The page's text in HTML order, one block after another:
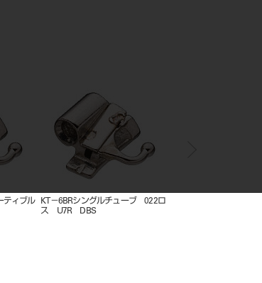
KT－6BRシングルチューブ 022ロ
ス U7R DBS
KE－5R シングルチューブ 018ロ